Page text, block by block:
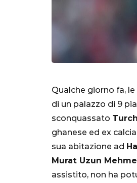
Qualche giorno fa,
di un palazzo di 9
sconquassato
ghanese ed ex
sua abitazione ad
Murat Uzun
assistito, non ha